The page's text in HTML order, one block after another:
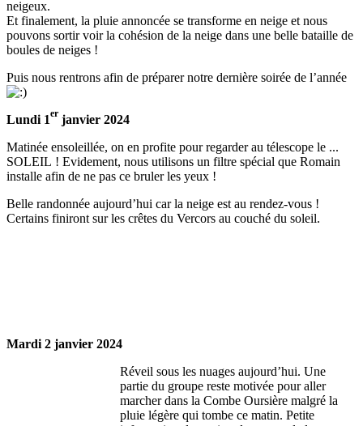
neigeux.
Et finalement, la pluie annoncée se transforme en neige et nous
pouvons sortir voir la cohésion de la neige dans une belle bataille de
boules de neiges !
Puis nous rentrons afin de préparer notre dernière soirée de l’année
Lundi 1er janvier 2024
Matinée ensoleillée, on en profite pour regarder au télescope le ...
SOLEIL ! Evidement, nous utilisons un filtre spécial que Romain
installe afin de ne pas ce bruler les yeux !
Belle randonnée aujourd’hui car la neige est au rendez-vous !
Certains finiront sur les crêtes du Vercors au couché du soleil.
Mardi 2 janvier 2024
Réveil sous les nuages aujourd’hui. Une
partie du groupe reste motivée pour aller
marcher dans la Combe Oursière malgré la
pluie légère qui tombe ce matin. Petite